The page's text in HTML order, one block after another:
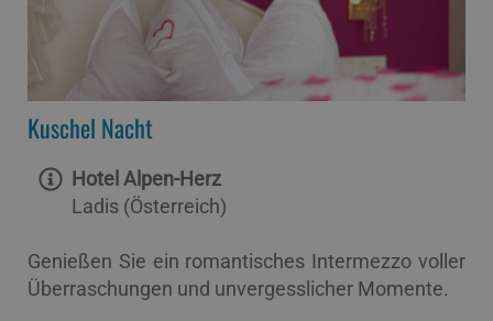
Kuschel Nacht
Hotel Alpen-Herz
Ladis (Österreich)
Genießen Sie ein romantisches Intermezzo voller
Überraschungen und unvergesslicher Momente.